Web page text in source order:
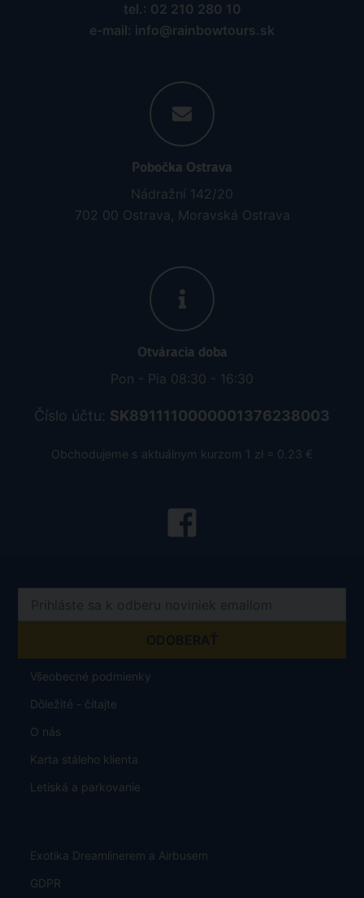
tel.: 02 210 280 10
e-mail: info@rainbowtours.sk
Pobočka Ostrava
Nádražní 142/20
702 00 Ostrava, Moravská Ostrava
Otváracia doba
Pon - Pia 08:30 - 16:30
Číslo účtu: SK8911110000001376238003
Obchodujeme s aktuálnym kurzom 1 zł = 0.23 €
Všeobecné podmienky
Dôležité - čítajte
O nás
Karta stáleho klienta
Letiská a parkovanie
Exotika Dreamlinerem a Airbusem
GDPR